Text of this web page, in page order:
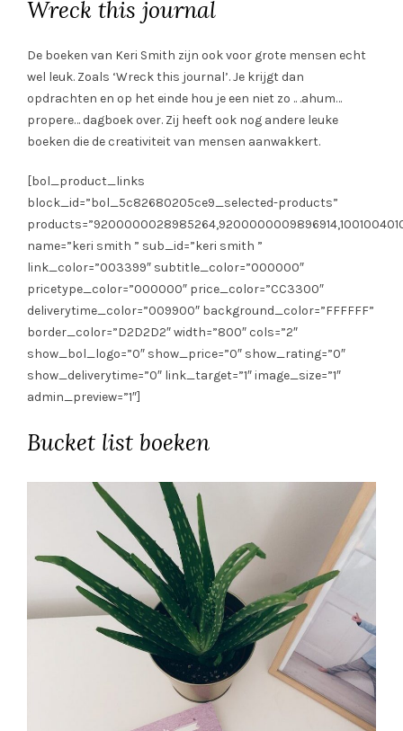
Wreck this journal
De boeken van Keri Smith zijn ook voor grote mensen echt
wel leuk. Zoals ‘Wreck this journal’. Je krijgt dan
opdrachten en op het einde hou je een niet zo .. .ahum…
propere… dagboek over. Zij heeft ook nog andere leuke
boeken die de creativiteit van mensen aanwakkert.
[bol_product_links
block_id=”bol_5c82680205ce9_selected-products”
name=”keri smith ” sub_id=”keri smith ”
link_color=”003399″ subtitle_color=”000000″
pricetype_color=”000000″ price_color=”CC3300″
deliverytime_color=”009900″ background_color=”FFFFFF”
border_color=”D2D2D2″ width=”800″ cols=”2″
show_bol_logo=”0″ show_price=”0″ show_rating=”0″
show_deliverytime=”0″ link_target=”1″ image_size=”1″
admin_preview=”1″]
Bucket list boeken